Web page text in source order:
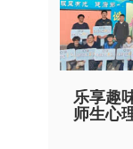
乐享趣
师生心